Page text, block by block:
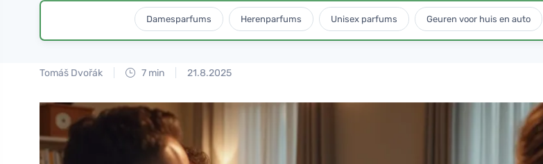
Damesparfums Herenparfums Unisex parfums Geuren voor huis en auto
Tomáš Dvořák 7 min 21.8.2025